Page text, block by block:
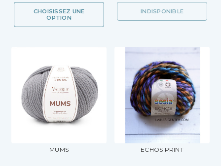
CHOISISSEZ UNE
OPTION
INDISPONIBLE
MUMS ECHOS PRINT